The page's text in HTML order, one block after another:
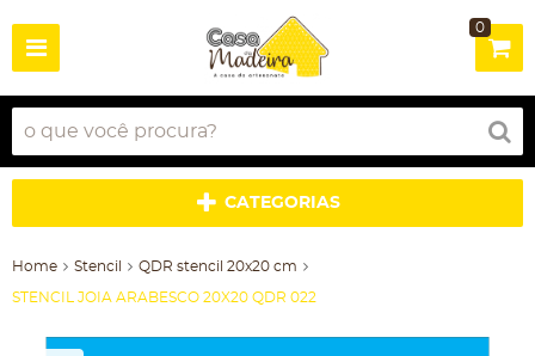
0
CATEGORIAS
Home Stencil QDR stencil 20x20 cm
STENCIL JOIA ARABESCO 20X20 QDR 022